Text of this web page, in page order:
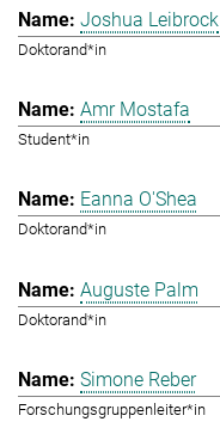
Joshua Leibrock
Doktorand*in
Amr Mostafa
Student*in
Eanna O'Shea
Doktorand*in
Auguste Palm
Doktorand*in
Simone Reber
Forschungsgruppenleiter*in